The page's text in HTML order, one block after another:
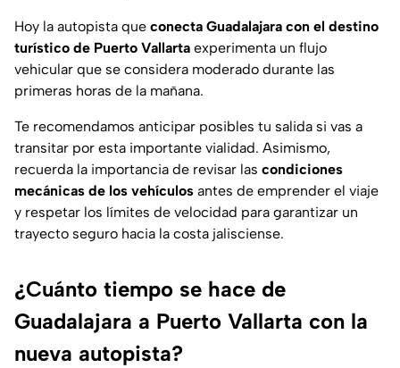
Hoy la autopista que conecta Guadalajara con el destino
turístico de Puerto Vallarta experimenta un flujo
vehicular que se considera moderado durante las
primeras horas de la mañana.
Te recomendamos anticipar posibles tu salida si vas a
transitar por esta importante vialidad. Asimismo,
recuerda la importancia de revisar las condiciones
mecánicas de los vehículos antes de emprender el viaje
y respetar los límites de velocidad para garantizar un
trayecto seguro hacia la costa jalisciense.
¿Cuánto tiempo se hace de
Guadalajara a Puerto Vallarta con la
nueva autopista?